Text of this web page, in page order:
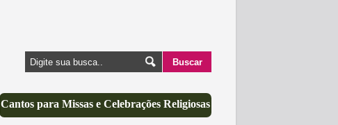
Cantos para Missas e Celebrações Religiosas